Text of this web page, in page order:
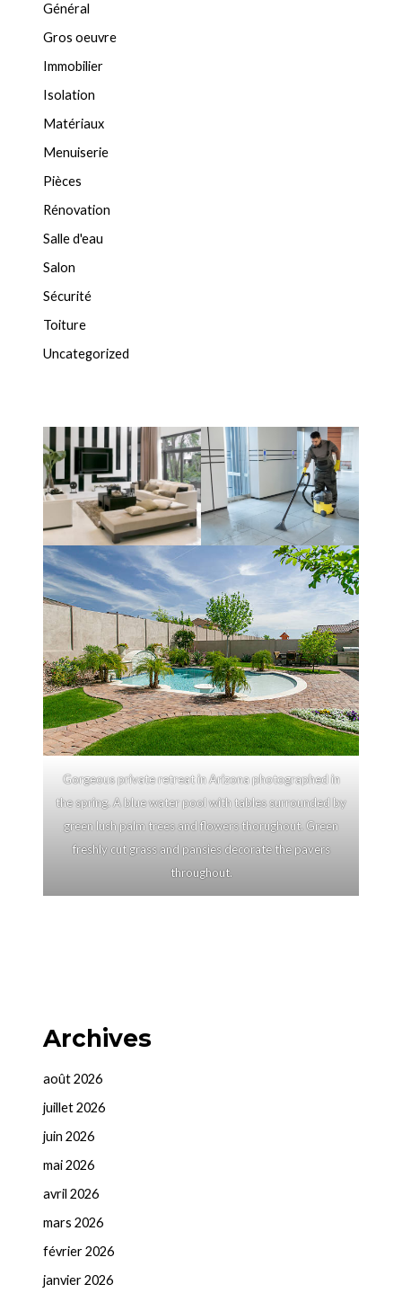
Général
Gros oeuvre
Immobilier
Isolation
Matériaux
Menuiserie
Pièces
Rénovation
Salle d'eau
Salon
Sécurité
Toiture
Uncategorized
Gorgeous private retreat in Arizona photographed in
the spring. A blue water pool with tables surrounded by
green lush palm trees and flowers thorughout. Green
freshly cut grass and pansies decorate the pavers
throughout.
Archives
août 2026
juillet 2026
juin 2026
mai 2026
avril 2026
mars 2026
février 2026
janvier 2026